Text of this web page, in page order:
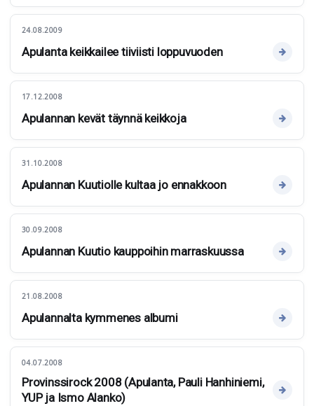
24.08.2009
Apulanta keikkailee tiiviisti loppuvuoden
17.12.2008
Apulannan kevät täynnä keikkoja
31.10.2008
Apulannan Kuutiolle kultaa jo ennakkoon
30.09.2008
Apulannan Kuutio kauppoihin marraskuussa
21.08.2008
Apulannalta kymmenes albumi
04.07.2008
Provinssirock 2008 (Apulanta, Pauli Hanhiniemi,
YUP ja Ismo Alanko)